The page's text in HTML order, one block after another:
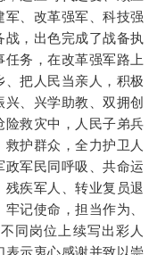
、改革强军、科技强
，出色完成了战备执
务，在改革强军路上
把人民当亲人，积极
、兴学助教、双拥创
救灾中，人民子弟兵
护群众，全力护卫人
军民同呼吸、共命运
疾军人、转业复员退
记使命，担当作为、
同岗位上续写出彩人
示衷心感谢并致以崇